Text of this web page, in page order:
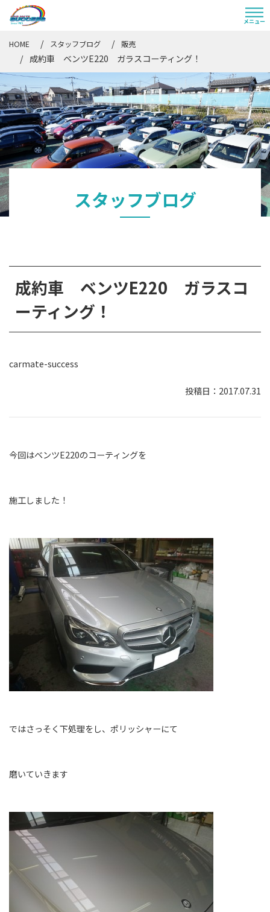
HOME スタッフブログ 販売
成約車 ベンツE220 ガラスコーティング！
スタッフブログ
成約車 ベンツE220 ガラスコ
ーティング！
carmate-success
2017.07.31
今回はベンツE220のコーティングを
施工しました！
ではさっそく下処理をし、ポリッシャーにて
磨いていきます